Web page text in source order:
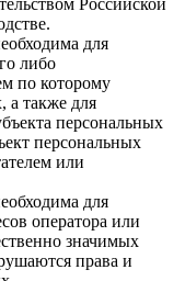
Российской
для
либо
по которому
а также для
персональных
персональных
или
для
оператора или
значимых
права и